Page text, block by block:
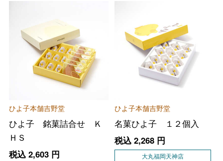
ひよ子本舗吉野堂
ひよ子 銘菓詰合せ Ｋ
ＨＳ
税込 2,603円
ひよ子本舗吉野堂
名菓ひよ子 １２個入
税込 2,268円
大丸福岡天神店